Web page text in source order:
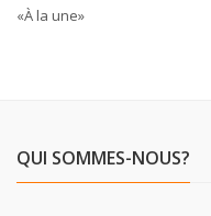
«À la une»
QUI SOMMES-NOUS?